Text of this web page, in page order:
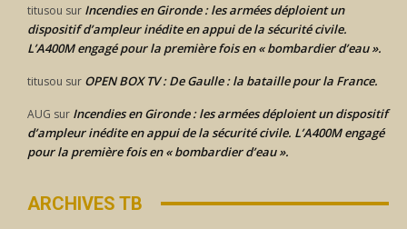
titusou sur Incendies en Gironde : les armées déploient un
dispositif d’ampleur inédite en appui de la sécurité civile.
L’A400M engagé pour la première fois en « bombardier d’eau ».
titusou sur OPEN BOX TV : De Gaulle : la bataille pour la France.
AUG sur Incendies en Gironde : les armées déploient un dispositif
d’ampleur inédite en appui de la sécurité civile. L’A400M engagé
pour la première fois en « bombardier d’eau ».
ARCHIVES TB